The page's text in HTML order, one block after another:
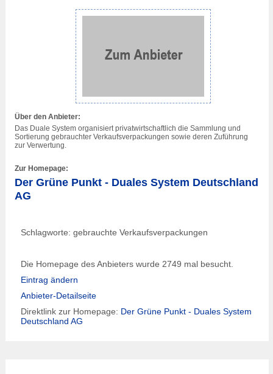
Über den Anbieter:
Das Duale System organisiert privatwirtschaftlich die Sammlung und
Sortierung gebrauchter Verkaufsverpackungen sowie deren Zuführung
zur Verwertung.
Zur Homepage:
Der Grüne Punkt - Duales System Deutschland
AG
Schlagworte: gebrauchte Verkaufsverpackungen
Die Homepage des Anbieters wurde 2749 mal besucht.
Eintrag ändern
Anbieter-Detailseite
Direktlink zur Homepage: Der Grüne Punkt - Duales System
Deutschland AG